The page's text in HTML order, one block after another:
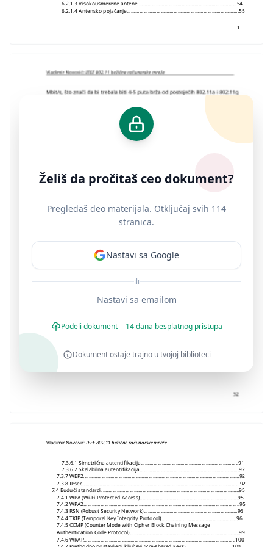
6.2.1.3 Visokousmerene antene......................................................................54
6.2.1.4 Antensko pojačanje...............................................................................55
1
Vladimir Novović:IEEE 802.11 bežične računarske mreže
7.3.6.1 Simetrična autentifikacija.....................................................................91
7.3.6.2 Skalabilna autentifikacija......................................................................92
7.3.7 WEP2..............................................................................................................92
7.3.8 IPsec...............................................................................................................92
7.4 Budući standardi.................................................................................................95
7.4.1 WPA (Wi-Fi Protected Access).....................................................................95
7.4.2 WPA2..............................................................................................................95
7.4.3 RSN (Robust Security Network)..................................................................96
7.4.4 TKIP (Temporal Key Integrity Protocol).....................................................96
7.4.5 CCMP (Counter Mode with Cipher Block Chaining Message
Authentication Code Protocol).............................................................................99
7.4.6 WRAP...........................................................................................................100
Želiš da pročitaš ceo dokument?
Pregledaš deo materijala. Otključaj svih 114
stranica.
Nastavi sa Google
ili
Nastavi sa emailom
Podeli dokument = 14 dana besplatnog pristupa
Dokument ostaje trajno u tvojoj biblioteci